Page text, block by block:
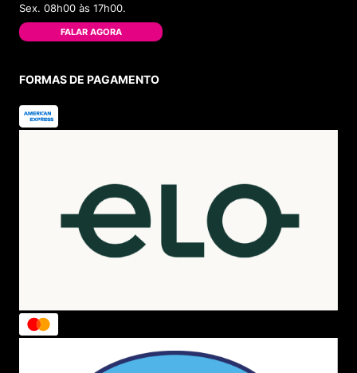
Sex. 08h00 às 17h00.
FALAR AGORA
FORMAS DE PAGAMENTO